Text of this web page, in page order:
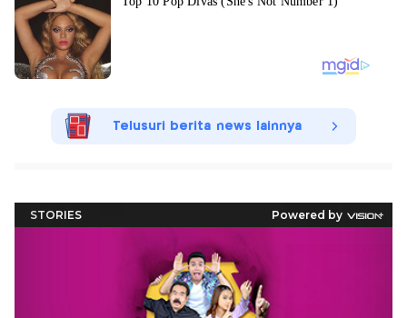
Telusuri berita news lainnya